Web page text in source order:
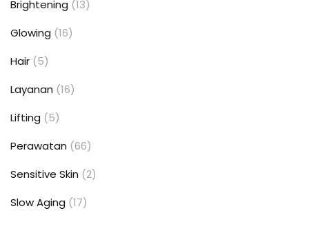
Brightening (13)
Glowing (16)
Hair (5)
Layanan (16)
Lifting (5)
Perawatan (66)
Sensitive Skin (2)
Slow Aging (17)